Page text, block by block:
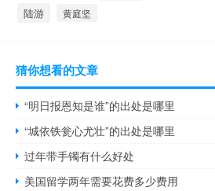
陆游 黄庭坚
猜你想看的文章
“明日报恩知是谁”的出处是哪里
“城依铁瓮心尤壮”的出处是哪里
过年带手镯有什么好处
美国留学两年需要花费多少费用